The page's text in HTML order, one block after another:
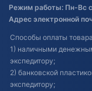
Режим работы: Пн-Вс
Адрес электронной
Способы оплаты
1) наличными
экспедитору;
2) банковской
экспедитору;